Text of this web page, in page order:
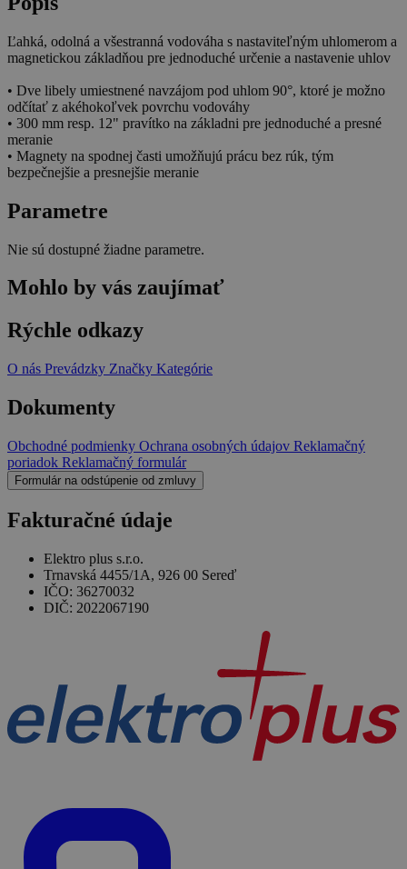
Ľahká, odolná a všestranná vodováha s nastaviteľným uhlomerom a
magnetickou základňou pre jednoduché určenie a nastavenie uhlov
• Dve libely umiestnené navzájom pod uhlom 90°, ktoré je možno
odčítať z akéhokoľvek povrchu vodováhy
• 300 mm resp. 12" pravítko na základni pre jednoduché a presné
meranie
• Magnety na spodnej časti umožňujú prácu bez rúk, tým
bezpečnejšie a presnejšie meranie
Parametre
Nie sú dostupné žiadne parametre.
Mohlo by vás zaujímať
Rýchle odkazy
O nás Prevádzky Značky Kategórie
Dokumenty
Obchodné podmienky Ochrana osobných údajov Reklamačný
poriadok Reklamačný formulár
Formulár na odstúpenie od zmluvy
Fakturačné údaje
Elektro plus s.r.o.
Trnavská 4455/1A, 926 00 Sereď
IČO: 36270032
DIČ: 2022067190